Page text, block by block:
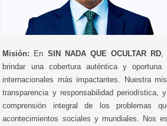
Misión: En SIN NADA QUE OCULTAR RD,
brindar una cobertura auténtica y
internacionales más impactantes. Nuestra
transparencia y responsabilidad periodística,
comprensión integral de los problemas
acontecimientos sociales y mundiales. Nos